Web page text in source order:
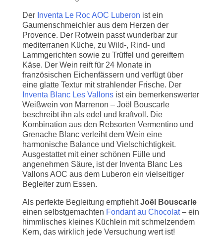
Der Inventa Le Roc AOC Luberon ist ein
Gaumenschmeichler aus dem Herzen der
Provence. Der Rotwein passt wunderbar zur
mediterranen Küche, zu Wild-, Rind- und
Lammgerichten sowie zu Trüffel und gereiftem
Käse. Der Wein reift für 24 Monate in
französischen Eichenfässern und verfügt über
eine glatte Textur mit strahlender Frische. Der
Inventa Blanc Les Vallonsist ein bemerkenswerter
Weißwein von Marrenon – Joël Bouscarle
beschreibt ihn als edel und kraftvoll. Die
Kombination aus den Rebsorten Vermentino und
Grenache Blanc verleiht dem Wein eine
harmonische Balance und Vielschichtigkeit.
Ausgestattet mit einer schönen Fülle und
angenehmen Säure, ist der Inventa Blanc Les
Vallons AOC aus dem Luberon ein vielseitiger
Begleiter zum Essen.
Als perfekte Begleitung empfiehltJoël Bouscarle
einen selbstgemachten Fondant au Chocolat– ein
himmlisches kleines Küchlein mit schmelzendem
Kern, das wirklich jede Versuchung wert ist!